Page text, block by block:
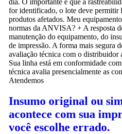
for identificado, o lote deve permitir
produtos afetados. Meu
normas da ANVISA? + A resposta
manutenção do equipamento, do
de impressão. A forma mais segura
avaliação técnica com o distribuidor
Sua linha está em conformidade
técnica avalia presencialmente as
Atendemos
Insumo original ou
acontece com sua
você escolhe errado.